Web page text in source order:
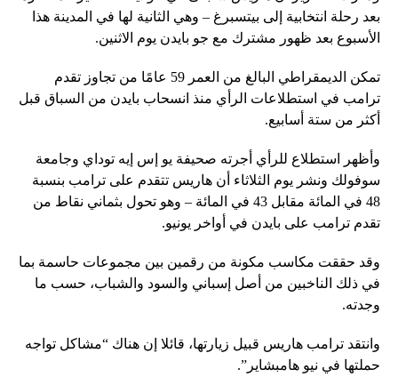
بعد رحلة انتخابية إلى بيتسبرغ – وهي الثانية لها في المدينة هذا
الأسبوع بعد ظهور مشترك مع جو بايدن يوم الاثنين.
تمكن الديمقراطي البالغ من العمر 59 عامًا من تجاوز تقدم
ترامب في استطلاعات الرأي منذ انسحاب بايدن من السباق قبل
أكثر من ستة أسابيع.
وأظهر استطلاع للرأي أجرته صحيفة يو إس إيه توداي وجامعة
سوفولك ونشر يوم الثلاثاء أن هاريس تتقدم على ترامب بنسبة
48 في المائة مقابل 43 في المائة – وهو تحول بثماني نقاط من
تقدم ترامب على بايدن في أواخر يونيو.
وقد حققت مكاسب مكونة من رقمين بين مجموعات حاسمة بما
في ذلك الناخبين من أصل إسباني والسود والشباب، حسب ما
وجدته.
وانتقد ترامب هاريس قبيل زيارتها، قائلا إن هناك “مشاكل تواجه
حملتها في نيو هامبشاير”.